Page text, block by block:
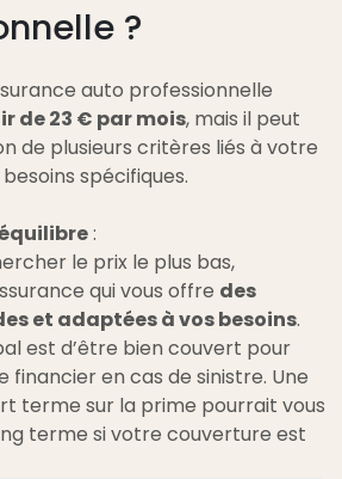
?
auto professionnelle
de 23 € par mois, mais il peut
de plusieurs critères liés à votre
spécifiques.
:
le prix le plus bas,
qui vous offre des
et adaptées à vos besoins.
est d’être bien couvert pour
financier en cas de sinistre. Une
terme sur la prime pourrait vous
terme si votre couverture est